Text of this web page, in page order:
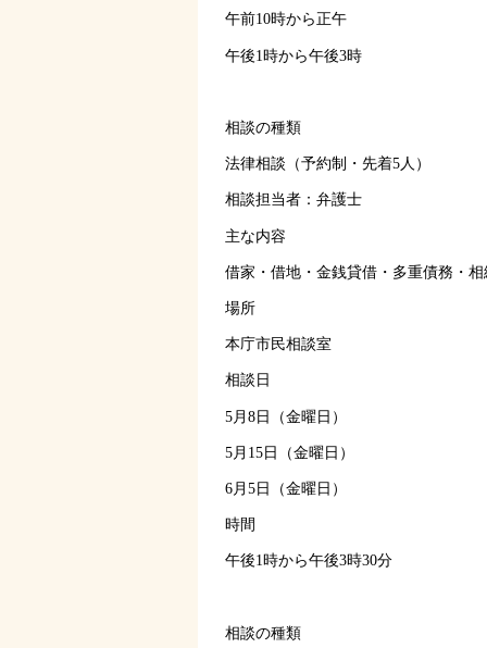
午前10時から正午
午後1時から午後3時
相談の種類
法律相談（予約制・先着5人）
相談担当者：弁護士
主な内容
借家・借地・金銭貸借・多重債務・
場所
本庁市民相談室
相談日
5月8日（金曜日）
5月15日（金曜日）
6月5日（金曜日）
時間
午後1時から午後3時30分
相談の種類